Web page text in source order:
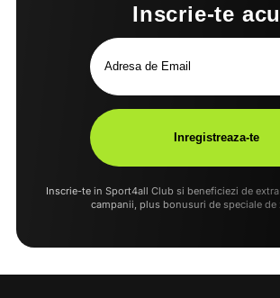
Inscrie-te
Inscrie-te in Sport4all Club si beneficiezi de
campanii, plus bonusuri de speciale de